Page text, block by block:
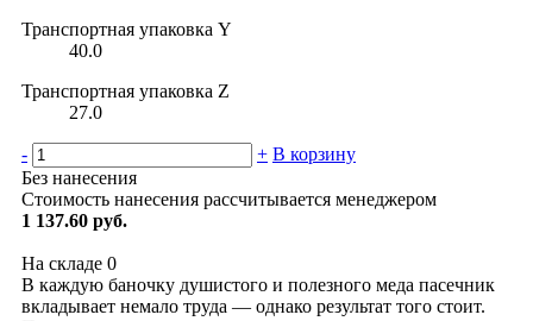
Транспортная упаковка Y
40.0
Транспортная упаковка Z
27.0
- + В корзину
Без нанесения
Стоимость нанесения рассчитывается менеджером
1 137.60 руб.
На складе 0
В каждую баночку душистого и полезного меда пасечник
вкладывает немало труда — однако результат того стоит.